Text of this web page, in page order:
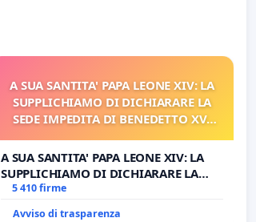
A SUA SANTITA' PAPA LEONE XIV: LA
SUPPLICHIAMO DI DICHIARARE LA
SEDE IMPEDITA DI BENEDETTO XVI
PROCESSO
A SUA SANTITA' PAPA LEONE XIV: LA
SUPPLICHIAMO DI DICHIARARE LA
SEDE IMPEDITA DI BENEDETTO XVI E/O
DI FAR APRIRE IL RELATIVO PROCESSO
5 410 firme
Avviso di trasparenza